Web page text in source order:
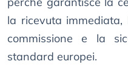
la ricevuta
commissione e la
standard europei.